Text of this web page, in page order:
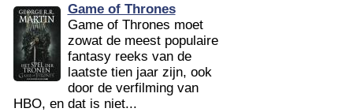
Game of Thrones
Game of Thrones moet
zowat de meest populaire
fantasy reeks van de
laatste tien jaar zijn, ook
door de verfilming van
HBO, en dat is niet...